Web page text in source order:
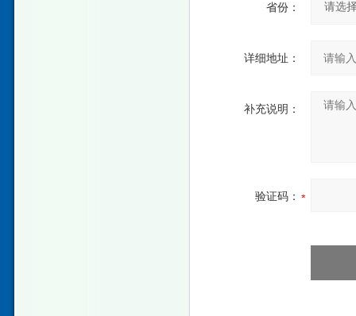
省份：
详细地址：
补充说明：
验证码：